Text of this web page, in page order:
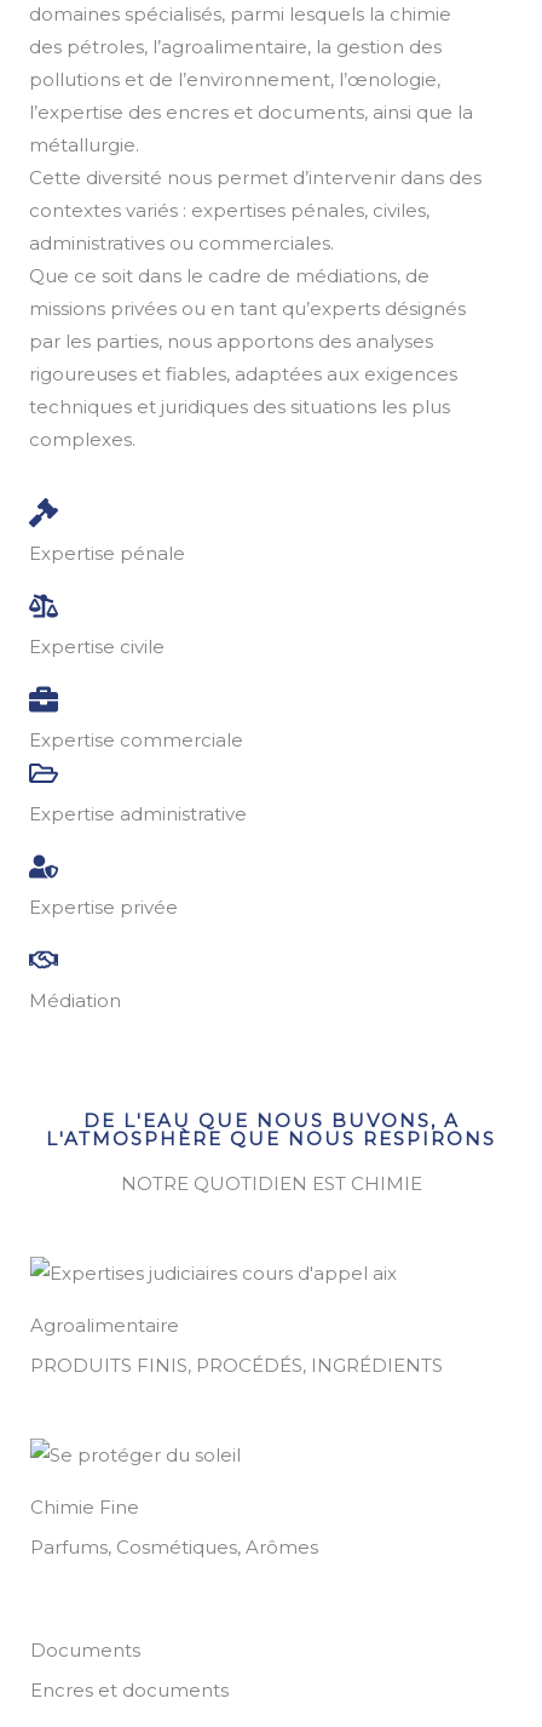
domaines spécialisés, parmi lesquels la chimie
des pétroles, l’agroalimentaire, la gestion des
pollutions et de l’environnement, l’œnologie,
l’expertise des encres et documents, ainsi que la
métallurgie.
Cette diversité nous permet d’intervenir dans des
contextes variés : expertises pénales, civiles,
administratives ou commerciales.
Que ce soit dans le cadre de médiations, de
missions privées ou en tant qu’experts désignés
par les parties, nous apportons des analyses
rigoureuses et fiables, adaptées aux exigences
techniques et juridiques des situations les plus
complexes.
Expertise pénale
Expertise civile
Expertise commerciale
Expertise administrative
Expertise privée
Médiation
DE L'EAU QUE NOUS BUVONS, A
L'ATMOSPHÈRE QUE NOUS RESPIRONS
NOTRE QUOTIDIEN EST CHIMIE
Agroalimentaire
PRODUITS FINIS, PROCÉDÉS, INGRÉDIENTS
Chimie Fine
Parfums, Cosmétiques, Arômes
Documents
Encres et documents